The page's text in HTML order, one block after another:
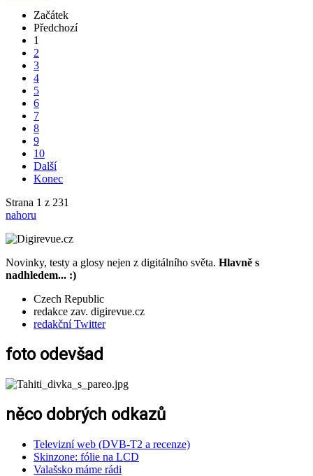
Začátek
Předchozí
1
2
3
4
5
6
7
8
9
10
Další
Konec
Strana 1 z 231
nahoru
Novinky, testy a glosy nejen z digitálního světa. Hlavně s
nadhledem... :)
Czech Republic
redakce zav. digirevue.cz
redakční Twitter
foto odevšad
něco dobrých odkazů
Televizní web (DVB-T2 a recenze)
Skinzone: fólie na LCD
Valašsko máme rádi